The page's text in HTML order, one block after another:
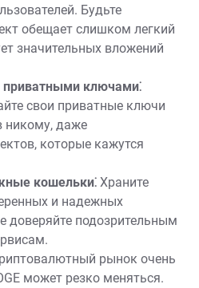
Будьте
обещает слишком легкий
значительных вложений
приватными ключами⁚
свои приватные ключи
никому, даже
которые кажутся
кошельки⁚ Храните
и надежных
доверяйте подозрительным
рынок очень
может резко меняться.